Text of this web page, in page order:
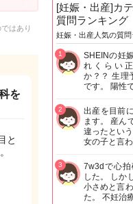
はあり
を
と
[妊娠・出産]カ
質問ランキング
妊娠・出産人気の質
SHEINの妊
れくらい
か？？ 生理
です。 陽性
1
出産を目前
ます。 産ん
違ったとい
女の子と言
2
7w3dで心
した。 しか
小さめと言
た。 不妊治
3